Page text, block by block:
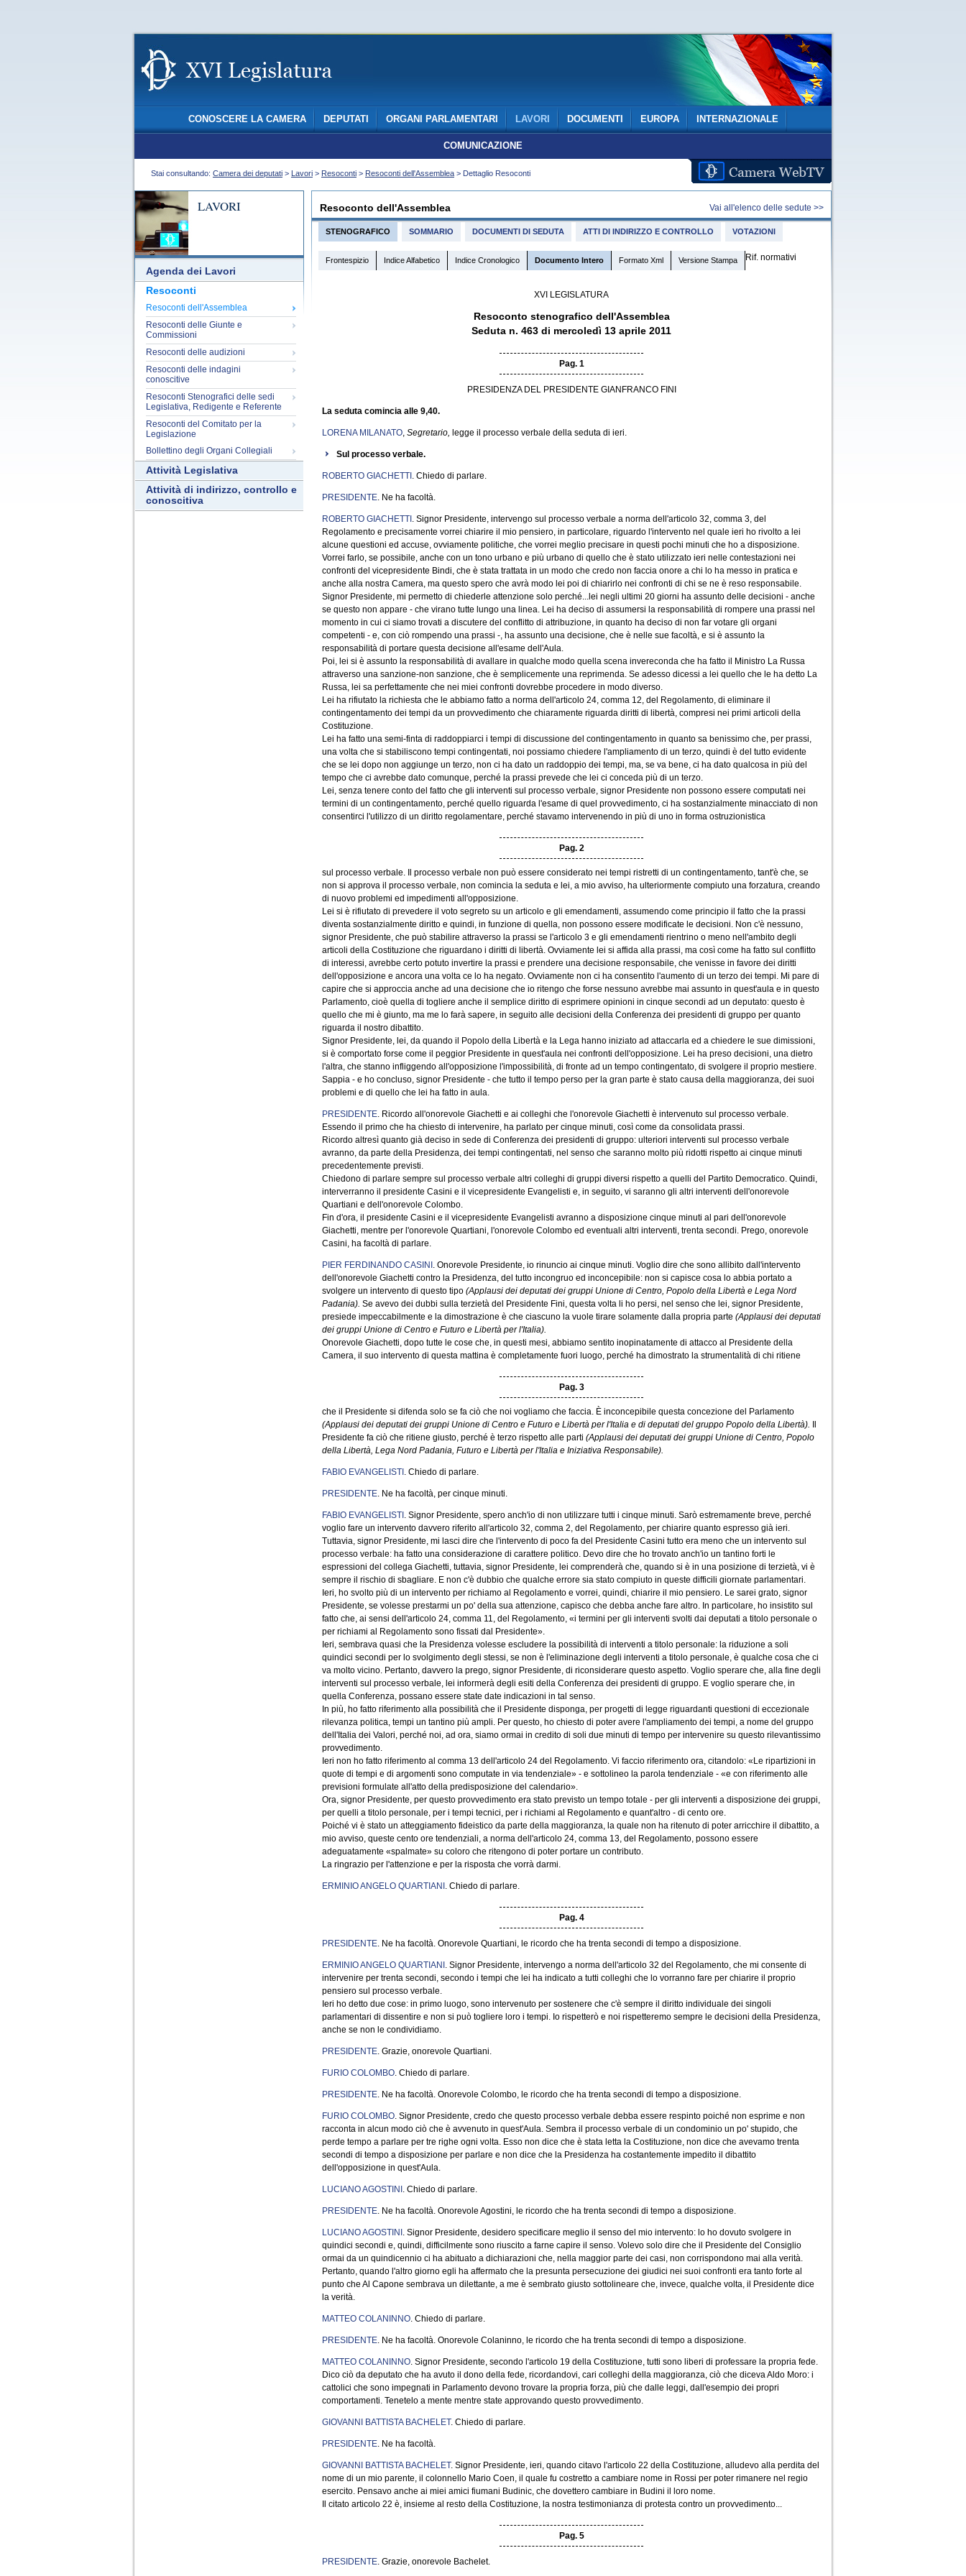
CONOSCERE LA CAMERA DEPUTATI ORGANI PARLAMENTARI LAVORI DOCUMENTI EUROPA INTERNAZIONALE
COMUNICAZIONE
Stai consultando: Camera dei deputati > Lavori > Resoconti > Resoconti dell'Assemblea > Dettaglio Resoconti
LAVORI
Agenda dei Lavori
Resoconti
Resoconti dell'Assemblea
Resoconti delle Giunte e
Commissioni
Resoconti delle audizioni
Resoconti delle indagini
conoscitive
Resoconti Stenografici delle sedi
Legislativa, Redigente e Referente
Resoconti del Comitato per la
Legislazione
Bollettino degli Organi Collegiali
Attività Legislativa
Attività di indirizzo, controllo e
conoscitiva
Resoconto dell'Assemblea Vai all'elenco delle sedute >>
STENOGRAFICO SOMMARIO DOCUMENTI DI SEDUTA ATTI DI INDIRIZZO E CONTROLLO VOTAZIONI
Frontespizio Indice Alfabetico Indice Cronologico Documento Intero Formato Xml Versione Stampa Rif. normativi
XVI LEGISLATURA
Resoconto stenografico dell'Assemblea
Seduta n. 463 di mercoledì 13 aprile 2011
Pag. 1
PRESIDENZA DEL PRESIDENTE GIANFRANCO FINI
La seduta comincia alle 9,40.
LORENA MILANATO, Segretario, legge il processo verbale della seduta di ieri.
Sul processo verbale.
ROBERTO GIACHETTI . Chiedo di parlare.
PRESIDENTE. Ne ha facoltà.
ROBERTO GIACHETTI . Signor Presidente, intervengo sul processo verbale a norma dell'articolo 32, comma 3, del
Regolamento e precisamente vorrei chiarire il mio pensiero, in particolare, riguardo l'intervento nel quale ieri ho rivolto a lei
alcune questioni ed accuse, ovviamente politiche, che vorrei meglio precisare in questi pochi minuti che ho a disposizione.
Vorrei farlo, se possibile, anche con un tono urbano e più urbano di quello che è stato utilizzato ieri nelle contestazioni nei
confronti del vicepresidente Bindi, che è stata trattata in un modo che credo non faccia onore a chi lo ha messo in pratica e
anche alla nostra Camera, ma questo spero che avrà modo lei poi di chiarirlo nei confronti di chi se ne è reso responsabile.
Signor Presidente, mi permetto di chiederle attenzione solo perché...lei negli ultimi 20 giorni ha assunto delle decisioni - anche
se questo non appare - che virano tutte lungo una linea. Lei ha deciso di assumersi la responsabilità di rompere una prassi nel
momento in cui ci siamo trovati a discutere del conflitto di attribuzione, in quanto ha deciso di non far votare gli organi
competenti - e, con ciò rompendo una prassi -, ha assunto una decisione, che è nelle sue facoltà, e si è assunto la
responsabilità di portare questa decisione all'esame dell'Aula.
Poi, lei si è assunto la responsabilità di avallare in qualche modo quella scena invereconda che ha fatto il Ministro La Russa
attraverso una sanzione-non sanzione, che è semplicemente una reprimenda. Se adesso dicessi a lei quello che le ha detto La
Russa, lei sa perfettamente che nei miei confronti dovrebbe procedere in modo diverso.
Lei ha rifiutato la richiesta che le abbiamo fatto a norma dell'articolo 24, comma 12, del Regolamento, di eliminare il
contingentamento dei tempi da un provvedimento che chiaramente riguarda diritti di libertà, compresi nei primi articoli della
Costituzione.
Lei ha fatto una semi-finta di raddoppiarci i tempi di discussione del contingentamento in quanto sa benissimo che, per prassi,
una volta che si stabiliscono tempi contingentati, noi possiamo chiedere l'ampliamento di un terzo, quindi è del tutto evidente
che se lei dopo non aggiunge un terzo, non ci ha dato un raddoppio dei tempi, ma, se va bene, ci ha dato qualcosa in più del
tempo che ci avrebbe dato comunque, perché la prassi prevede che lei ci conceda più di un terzo.
Lei, senza tenere conto del fatto che gli interventi sul processo verbale, signor Presidente non possono essere computati nei
termini di un contingentamento, perché quello riguarda l'esame di quel provvedimento, ci ha sostanzialmente minacciato di non
consentirci l'utilizzo di un diritto regolamentare, perché stavamo intervenendo in più di uno in forma ostruzionistica
Pag. 2
sul processo verbale. Il processo verbale non può essere considerato nei tempi ristretti di un contingentamento, tant'è che, se
non si approva il processo verbale, non comincia la seduta e lei, a mio avviso, ha ulteriormente compiuto una forzatura, creando
di nuovo problemi ed impedimenti all'opposizione.
Lei si è rifiutato di prevedere il voto segreto su un articolo e gli emendamenti, assumendo come principio il fatto che la prassi
diventa sostanzialmente diritto e quindi, in funzione di quella, non possono essere modificate le decisioni. Non c'è nessuno,
signor Presidente, che può stabilire attraverso la prassi se l'articolo 3 e gli emendamenti rientrino o meno nell'ambito degli
articoli della Costituzione che riguardano i diritti di libertà. Ovviamente lei si affida alla prassi, ma così come ha fatto sul conflitto
di interessi, avrebbe certo potuto invertire la prassi e prendere una decisione responsabile, che venisse in favore dei diritti
dell'opposizione e ancora una volta ce lo ha negato. Ovviamente non ci ha consentito l'aumento di un terzo dei tempi. Mi pare di
capire che si approccia anche ad una decisione che io ritengo che forse nessuno avrebbe mai assunto in quest'aula e in questo
Parlamento, cioè quella di togliere anche il semplice diritto di esprimere opinioni in cinque secondi ad un deputato: questo è
quello che mi è giunto, ma me lo farà sapere, in seguito alle decisioni della Conferenza dei presidenti di gruppo per quanto
riguarda il nostro dibattito.
Signor Presidente, lei, da quando il Popolo della Libertà e la Lega hanno iniziato ad attaccarla ed a chiedere le sue dimissioni,
si è comportato forse come il peggior Presidente in quest'aula nei confronti dell'opposizione. Lei ha preso decisioni, una dietro
l'altra, che stanno infliggendo all'opposizione l'impossibilità, di fronte ad un tempo contingentato, di svolgere il proprio mestiere.
Sappia - e ho concluso, signor Presidente - che tutto il tempo perso per la gran parte è stato causa della maggioranza, dei suoi
problemi e di quello che lei ha fatto in aula.
PRESIDENTE. Ricordo all'onorevole Giachetti e ai colleghi che l'onorevole Giachetti è intervenuto sul processo verbale.
Essendo il primo che ha chiesto di intervenire, ha parlato per cinque minuti, così come da consolidata prassi.
Ricordo altresì quanto già deciso in sede di Conferenza dei presidenti di gruppo: ulteriori interventi sul processo verbale
avranno, da parte della Presidenza, dei tempi contingentati, nel senso che saranno molto più ridotti rispetto ai cinque minuti
precedentemente previsti.
Chiedono di parlare sempre sul processo verbale altri colleghi di gruppi diversi rispetto a quelli del Partito Democratico. Quindi,
interverranno il presidente Casini e il vicepresidente Evangelisti e, in seguito, vi saranno gli altri interventi dell'onorevole
Quartiani e dell'onorevole Colombo.
Fin d'ora, il presidente Casini e il vicepresidente Evangelisti avranno a disposizione cinque minuti al pari dell'onorevole
Giachetti, mentre per l'onorevole Quartiani, l'onorevole Colombo ed eventuali altri interventi, trenta secondi. Prego, onorevole
Casini, ha facoltà di parlare.
PIER FERDINANDO CASINI . Onorevole Presidente, io rinuncio ai cinque minuti. Voglio dire che sono allibito dall'intervento
dell'onorevole Giachetti contro la Presidenza, del tutto incongruo ed inconcepibile: non si capisce cosa lo abbia portato a
svolgere un intervento di questo tipo (Applausi dei deputati dei gruppi Unione di Centro, Popolo della Libertà e Lega Nord
Padania). Se avevo dei dubbi sulla terzietà del Presidente Fini, questa volta li ho persi, nel senso che lei, signor Presidente,
presiede impeccabilmente e la dimostrazione è che ciascuno la vuole tirare solamente dalla propria parte (Applausi dei deputati
dei gruppi Unione di Centro e Futuro e Libertà per l'Italia).
Onorevole Giachetti, dopo tutte le cose che, in questi mesi, abbiamo sentito inopinatamente di attacco al Presidente della
Camera, il suo intervento di questa mattina è completamente fuori luogo, perché ha dimostrato la strumentalità di chi ritiene
Pag. 3
che il Presidente si difenda solo se fa ciò che noi vogliamo che faccia. È inconcepibile questa concezione del Parlamento
(Applausi dei deputati dei gruppi Unione di Centro e Futuro e Libertà per l'Italia e di deputati del gruppo Popolo della Libertà).
Presidente fa ciò che ritiene giusto, perché è terzo rispetto alle parti (Applausi dei deputati dei gruppi Unione di Centro, Popolo
della Libertà, Lega Nord Padania, Futuro e Libertà per l'Italia e Iniziativa Responsabile).
FABIO EVANGELISTI . Chiedo di parlare.
PRESIDENTE. Ne ha facoltà, per cinque minuti.
FABIO EVANGELISTI . Signor Presidente, spero anch'io di non utilizzare tutti i cinque minuti. Sarò estremamente breve, perché
voglio fare un intervento davvero riferito all'articolo 32, comma 2, del Regolamento, per chiarire quanto espresso già ieri.
Tuttavia, signor Presidente, mi lasci dire che l'intervento di poco fa del Presidente Casini tutto era meno che un intervento sul
processo verbale: ha fatto una considerazione di carattere politico. Devo dire che ho trovato anch'io un tantino forti le
espressioni del collega Giachetti, tuttavia, signor Presidente, lei comprenderà che, quando si è in una posizione di terzietà, vi è
sempre il rischio di sbagliare. E non c'è dubbio che qualche errore sia stato compiuto in queste difficili giornate parlamentari.
Ieri, ho svolto più di un intervento per richiamo al Regolamento e vorrei, quindi, chiarire il mio pensiero. Le sarei grato, signor
Presidente, se volesse prestarmi un po' della sua attenzione, capisco che debba anche fare altro. In particolare, ho insistito sul
fatto che, ai sensi dell'articolo 24, comma 11, del Regolamento, «i termini per gli interventi svolti dai deputati a titolo personale o
per richiami al Regolamento sono fissati dal Presidente».
Ieri, sembrava quasi che la Presidenza volesse escludere la possibilità di interventi a titolo personale: la riduzione a soli
quindici secondi per lo svolgimento degli stessi, se non è l'eliminazione degli interventi a titolo personale, è qualche cosa che ci
va molto vicino. Pertanto, davvero la prego, signor Presidente, di riconsiderare questo aspetto. Voglio sperare che, alla fine degli
interventi sul processo verbale, lei informerà degli esiti della Conferenza dei presidenti di gruppo. E voglio sperare che, in
quella Conferenza, possano essere state date indicazioni in tal senso.
In più, ho fatto riferimento alla possibilità che il Presidente disponga, per progetti di legge riguardanti questioni di eccezionale
rilevanza politica, tempi un tantino più ampli. Per questo, ho chiesto di poter avere l'ampliamento dei tempi, a nome del gruppo
dell'Italia dei Valori, perché noi, ad ora, siamo ormai in credito di soli due minuti di tempo per intervenire su questo rilevantissimo
provvedimento.
Ieri non ho fatto riferimento al comma 13 dell'articolo 24 del Regolamento. Vi faccio riferimento ora, citandolo: «Le ripartizioni in
quote di tempi e di argomenti sono computate in via tendenziale» - e sottolineo la parola tendenziale - «e con riferimento alle
previsioni formulate all'atto della predisposizione del calendario».
Ora, signor Presidente, per questo provvedimento era stato previsto un tempo totale - per gli interventi a disposizione dei gruppi,
per quelli a titolo personale, per i tempi tecnici, per i richiami al Regolamento e quant'altro - di cento ore.
Poiché vi è stato un atteggiamento fideistico da parte della maggioranza, la quale non ha ritenuto di poter arricchire il dibattito, a
mio avviso, queste cento ore tendenziali, a norma dell'articolo 24, comma 13, del Regolamento, possono essere
adeguatamente «spalmate» su coloro che ritengono di poter portare un contributo.
La ringrazio per l'attenzione e per la risposta che vorrà darmi.
ERMINIO ANGELO QUARTIANI . Chiedo di parlare.
Pag. 4
PRESIDENTE. Ne ha facoltà. Onorevole Quartiani, le ricordo che ha trenta secondi di tempo a disposizione.
ERMINIO ANGELO QUARTIANI . Signor Presidente, intervengo a norma dell'articolo 32 del Regolamento, che mi consente di
intervenire per trenta secondi, secondo i tempi che lei ha indicato a tutti colleghi che lo vorranno fare per chiarire il proprio
pensiero sul processo verbale.
Ieri ho detto due cose: in primo luogo, sono intervenuto per sostenere che c'è sempre il diritto individuale dei singoli
parlamentari di dissentire e non si può togliere loro i tempi. Io rispetterò e noi rispetteremo sempre le decisioni della Presidenza,
anche se non le condividiamo.
PRESIDENTE. Grazie, onorevole Quartiani.
FURIO COLOMBO. Chiedo di parlare.
PRESIDENTE. Ne ha facoltà. Onorevole Colombo, le ricordo che ha trenta secondi di tempo a disposizione.
FURIO COLOMBO. Signor Presidente, credo che questo processo verbale debba essere respinto poiché non esprime e non
racconta in alcun modo ciò che è avvenuto in quest'Aula. Sembra il processo verbale di un condominio un po' stupido, che
perde tempo a parlare per tre righe ogni volta. Esso non dice che è stata letta la Costituzione, non dice che avevamo trenta
secondi di tempo a disposizione per parlare e non dice che la Presidenza ha costantemente impedito il dibattito
dell'opposizione in quest'Aula.
LUCIANO AGOSTINI . Chiedo di parlare.
PRESIDENTE. Ne ha facoltà. Onorevole Agostini, le ricordo che ha trenta secondi di tempo a disposizione.
LUCIANO AGOSTINI . Signor Presidente, desidero specificare meglio il senso del mio intervento: lo ho dovuto svolgere in
quindici secondi e, quindi, difficilmente sono riuscito a farne capire il senso. Volevo solo dire che il Presidente del Consiglio
ormai da un quindicennio ci ha abituato a dichiarazioni che, nella maggior parte dei casi, non corrispondono mai alla verità.
Pertanto, quando l'altro giorno egli ha affermato che la presunta persecuzione dei giudici nei suoi confronti era tanto forte al
punto che Al Capone sembrava un dilettante, a me è sembrato giusto sottolineare che, invece, qualche volta, il Presidente dice
la verità.
MATTEO COLANINNO. Chiedo di parlare.
PRESIDENTE. Ne ha facoltà. Onorevole Colaninno, le ricordo che ha trenta secondi di tempo a disposizione.
MATTEO COLANINNO. Signor Presidente, secondo l'articolo 19 della Costituzione, tutti sono liberi di professare la propria fede.
Dico ciò da deputato che ha avuto il dono della fede, ricordandovi, cari colleghi della maggioranza, ciò che diceva Aldo Moro: i
cattolici che sono impegnati in Parlamento devono trovare la propria forza, più che dalle leggi, dall'esempio dei propri
comportamenti. Tenetelo a mente mentre state approvando questo provvedimento.
GIOVANNI BATTISTA BACHELET. Chiedo di parlare.
PRESIDENTE. Ne ha facoltà.
GIOVANNI BATTISTA BACHELET. Signor Presidente, ieri, quando citavo l'articolo 22 della Costituzione, alludevo alla perdita del
nome di un mio parente, il colonnello Mario Coen, il quale fu costretto a cambiare nome in Rossi per poter rimanere nel regio
esercito. Pensavo anche ai miei amici fiumani Budinic, che dovettero cambiare in Budini il loro nome.
Il citato articolo 22 è, insieme al resto della Costituzione, la nostra testimonianza di protesta contro un provvedimento...
Pag. 5
PRESIDENTE. Grazie, onorevole Bachelet.